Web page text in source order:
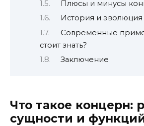
Плюсы и минусы
История и
Современные
стоит знать?
Заключение
Что такое концерн:
сущности и